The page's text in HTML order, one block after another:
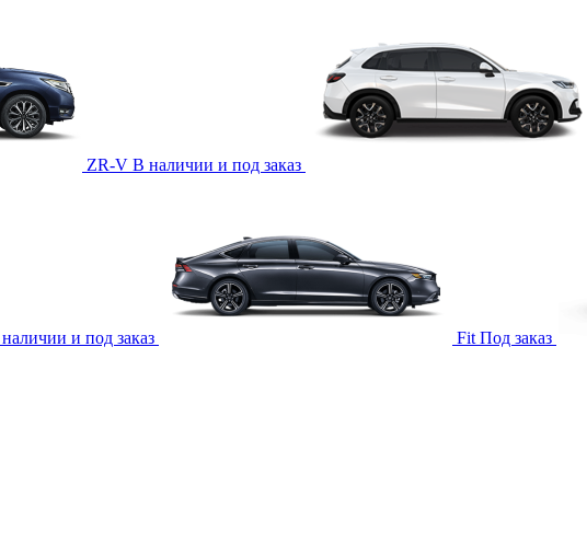
ZR-V В наличии и под заказ
и под заказ Fit Под заказ